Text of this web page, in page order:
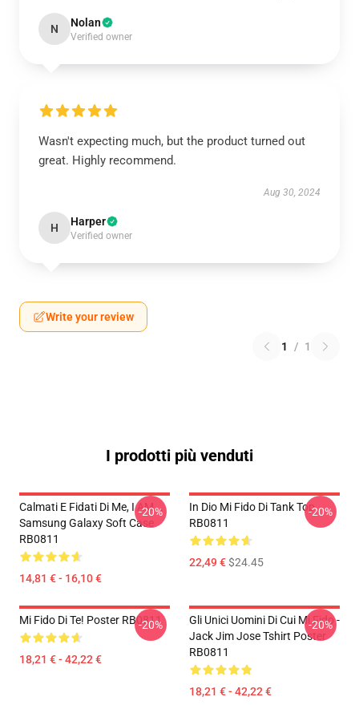
N Nolan
Verified owner
Wasn't expecting much, but the product turned out
great. Highly recommend.
Aug 30, 2024
H Harper
Verified owner
Write your review
1 / 1
I prodotti più venduti
Calmati E Fidati Di Me, I AM...
Samsung Galaxy Soft Case
RB0811
14,81 € - 16,10 €
-20%
In Dio Mi Fido Di Tank Top
RB0811
22,49 €$24.45
-20%
Mi Fido Di Te! Poster RB0811
18,21 € - 42,22 €
-20%
Gli Unici Uomini Di Cui Mi Fido -
Jack Jim Jose Tshirt Poster
RB0811
18,21 € - 42,22 €
-20%